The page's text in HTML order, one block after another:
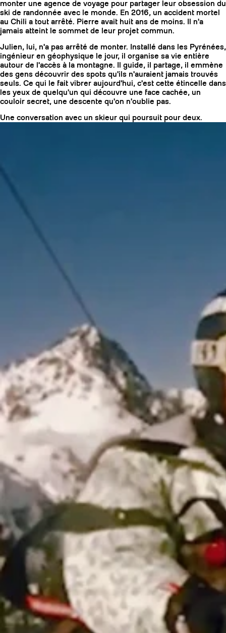
monter une agence de voyage pour partager leur obsession du
ski de randonnée avec le monde. En 2016, un accident mortel
au Chili a tout arrêté. Pierre avait huit ans de moins. Il n'a
jamais atteint le sommet de leur projet commun.
Julien, lui, n'a pas arrêté de monter. Installé dans les Pyrénées,
ingénieur en géophysique le jour, il organise sa vie entière
autour de l'accès à la montagne. Il guide, il partage, il emmène
des gens découvrir des spots qu'ils n'auraient jamais trouvés
seuls. Ce qui le fait vibrer aujourd'hui, c'est cette étincelle dans
les yeux de quelqu'un qui découvre une face cachée, un
couloir secret, une descente qu'on n'oublie pas.
Une conversation avec un skieur qui poursuit pour deux.